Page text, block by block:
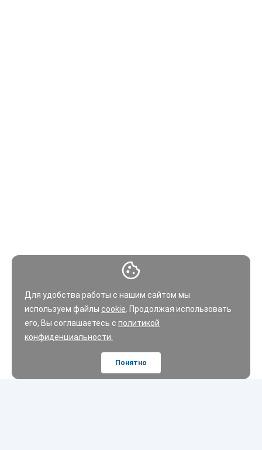
Для удобства работы с нашим сайтом мы
используем файлы cookie . Продолжая использовать
его, Вы соглашаетесь с политикой
конфиденциальности.
Понятно